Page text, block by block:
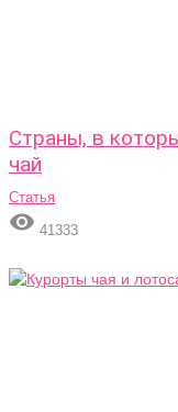
Страны, в
чай
Статья
 41333